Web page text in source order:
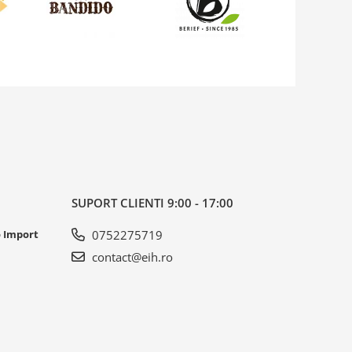
Import
SUPORT CLIENTI 9:00 - 17:00
0752275719
contact@eih.ro